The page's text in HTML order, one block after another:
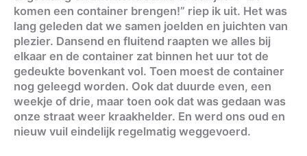
komen een container brengen!” riep ik uit. Het was
lang geleden dat we samen joelden en juichten van
plezier. Dansend en fluitend raapten we alles bij
elkaar en de container zat binnen het uur tot de
gedeukte bovenkant vol. Toen moest de container
nog geleegd worden. Ook dat duurde even, een
weekje of drie, maar toen ook dat was gedaan was
onze straat weer kraakhelder. En werd ons oud en
nieuw vuil eindelijk regelmatig weggevoerd.